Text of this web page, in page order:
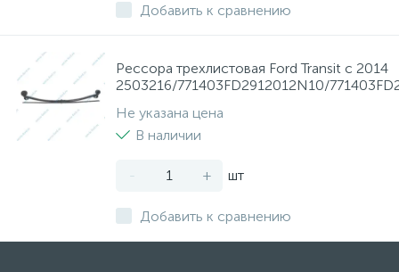
Добавить к сравнению
Рессора трехлистовая Ford Transit с 2014
2503216/771403FD2912012N10/
Не указана цена
В наличии
- + шт
Добавить к сравнению